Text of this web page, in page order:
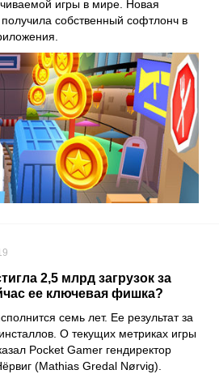
игры в мире. Новая
получила собственный софтлонч в
2,5 млрд загрузок за
ее ключевая фишка?
семь лет. Ее результат за
О текущих метриках игры
Pocket Gamer гендиректор
(Mathias Gredal Nørvig).